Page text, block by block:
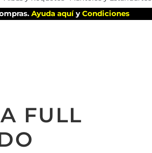
Ayuda aquí y Condiciones
FULL